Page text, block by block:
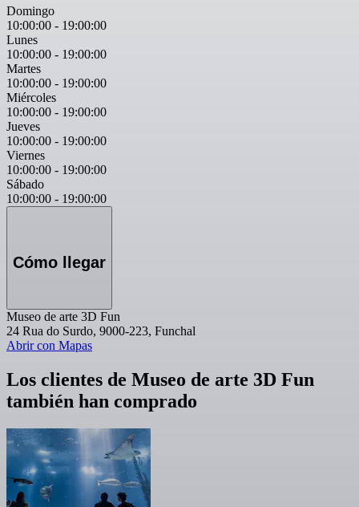
Domingo
10:00:00 - 19:00:00
Lunes
10:00:00 - 19:00:00
Martes
10:00:00 - 19:00:00
Miércoles
10:00:00 - 19:00:00
Jueves
10:00:00 - 19:00:00
Viernes
10:00:00 - 19:00:00
Sábado
10:00:00 - 19:00:00
Cómo llegar
Museo de arte 3D Fun
24 Rua do Surdo, 9000-223, Funchal
Abrir con Mapas
Los clientes de Museo de arte 3D Fun
también han comprado